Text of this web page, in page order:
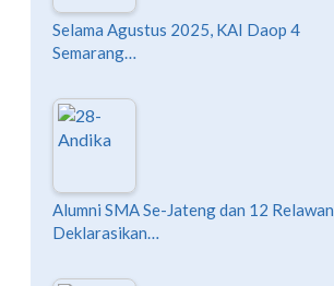
Selama Agustus 2025, KAI Daop 4
Semarang…
Alumni SMA Se-Jateng dan 12 Relawan
Deklarasikan…